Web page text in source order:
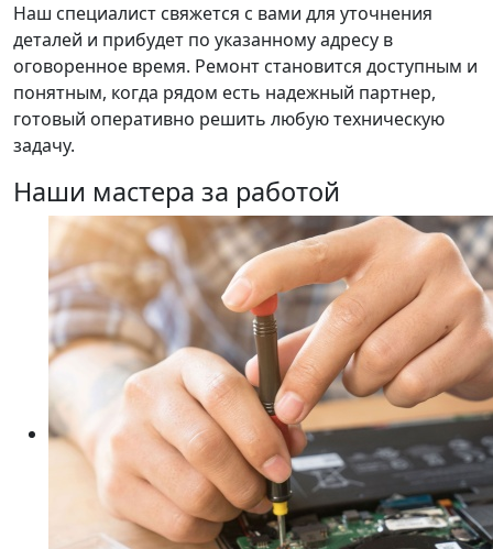
Наш специалист свяжется с вами для уточнения
деталей и прибудет по указанному адресу в
оговоренное время. Ремонт становится доступным и
понятным, когда рядом есть надежный партнер,
готовый оперативно решить любую техническую
задачу.
Наши мастера за работой